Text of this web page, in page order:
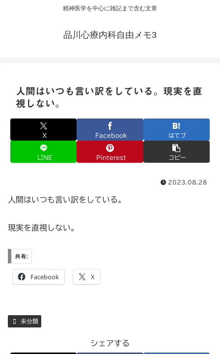
精神医学を中心に雑記まで含む文章
品川心療内科自由メモ3
人間はいつも言い訳をしている。現実を直
視しない。
X Facebook はてブ
LINE Pinterest コピー
2023.08.28
人間はいつも言い訳をしている。
現実を直視しない。
共有:
Facebook X
未分類
シェアする